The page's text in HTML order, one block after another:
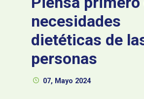
necesidades
dietéticas de
personas
07, Mayo 2024